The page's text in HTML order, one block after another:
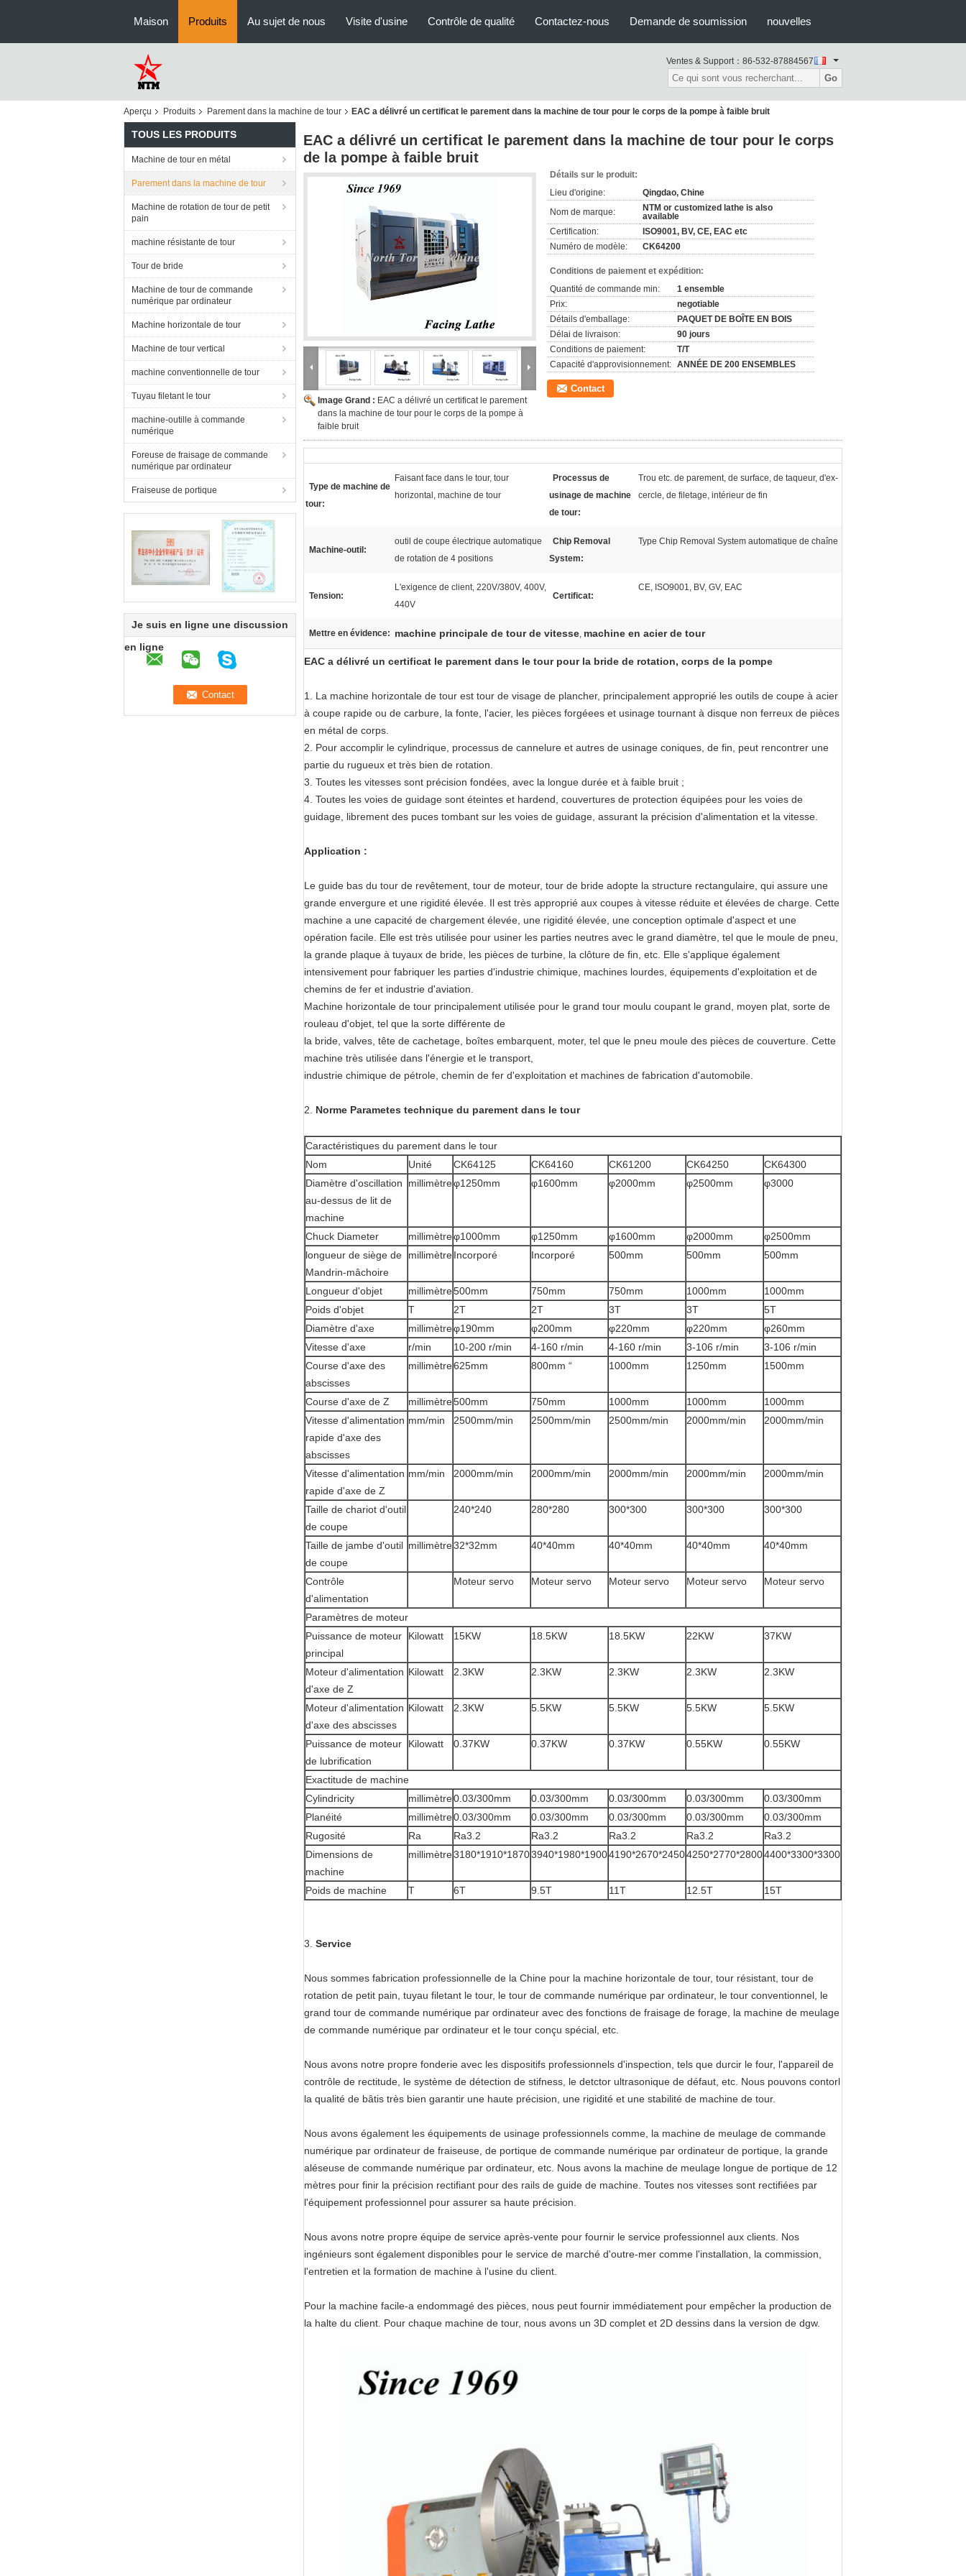
Maison Produits Au sujet de nous Visite d'usine Contrôle de qualité Contactez-nous Demande de soumission nouvelles
Ventes & Support： 86-532-87884567
Go
Aperçu Produits Parement dans la machine de tour EAC a délivré un certificat le parement dans la machine de tour pour le corps de la pompe à faible bruit
TOUS LES PRODUITS
Machine de tour en métal
Parement dans la machine de tour
Machine de rotation de tour de petit
pain
machine résistante de tour
Tour de bride
Machine de tour de commande
numérique par ordinateur
Machine horizontale de tour
Machine de tour vertical
machine conventionnelle de tour
Tuyau filetant le tour
machine-outille à commande
numérique
Foreuse de fraisage de commande
numérique par ordinateur
Fraiseuse de portique
Je suis en ligne une discussion
en ligne
EAC a délivré un certificat le parement dans la machine de tour pour le corps
de la pompe à faible bruit
Image Grand : EAC a délivré un certificat le parement
dans la machine de tour pour le corps de la pompe à
faible bruit
Détails sur le produit:
Lieu d'origine:
Qingdao, Chine
Nom de marque:
NTM or customized lathe is also
available
Certification:
ISO9001, BV, CE, EAC etc
Numéro de modèle:
CK64200
Conditions de paiement et expédition:
Quantité de commande min:
1 ensemble
Prix:
negotiable
Détails d'emballage:
PAQUET DE BOÎTE EN BOIS
Délai de livraison:
90 jours
Conditions de paiement:
T/T
Capacité d'approvisionnement: ANNÉE DE 200 ENSEMBLES
Contact
Type de machine de
tour:
Faisant face dans le tour, tour
horizontal, machine de tour
Processus de
usinage de machine
de tour:
Trou etc. de parement, de surface, de taqueur, d'ex-
cercle, de filetage, intérieur de fin
Machine-outil:
outil de coupe électrique automatique
de rotation de 4 positions
Chip Removal
System:
Type Chip Removal System automatique de chaîne
Tension:
L'exigence de client, 220V/380V, 400V,
440V
Certificat:
CE, ISO9001, BV, GV, EAC
Mettre en évidence: machine principale de tour de vitesse, machine en acier de tour
EAC a délivré un certificat le parement dans le tour pour la bride de rotation, corps de la pompe
1. La machine horizontale de tour est tour de visage de plancher, principalement approprié les outils de coupe à acier
à coupe rapide ou de carbure, la fonte, l'acier, les pièces forgéees et usinage tournant à disque non ferreux de pièces
en métal de corps.
2. Pour accomplir le cylindrique, processus de cannelure et autres de usinage coniques, de fin, peut rencontrer une
partie du rugueux et très bien de rotation.
3. Toutes les vitesses sont précision fondées, avec la longue durée et à faible bruit ;
4. Toutes les voies de guidage sont éteintes et hardend, couvertures de protection équipées pour les voies de
guidage, librement des puces tombant sur les voies de guidage, assurant la précision d'alimentation et la vitesse.
Application :
Le guide bas du tour de revêtement, tour de moteur, tour de bride adopte la structure rectangulaire, qui assure une
grande envergure et une rigidité élevée. Il est très approprié aux coupes à vitesse réduite et élevées de charge. Cette
machine a une capacité de chargement élevée, une rigidité élevée, une conception optimale d'aspect et une
opération facile. Elle est très utilisée pour usiner les parties neutres avec le grand diamètre, tel que le moule de pneu,
la grande plaque à tuyaux de bride, les pièces de turbine, la clôture de fin, etc. Elle s'applique également
intensivement pour fabriquer les parties d'industrie chimique, machines lourdes, équipements d'exploitation et de
chemins de fer et industrie d'aviation.
Machine horizontale de tour principalement utilisée pour le grand tour moulu coupant le grand, moyen plat, sorte de
rouleau d'objet, tel que la sorte différente de
la bride, valves, tête de cachetage, boîtes embarquent, moter, tel que le pneu moule des pièces de couverture. Cette
machine très utilisée dans l'énergie et le transport,
industrie chimique de pétrole, chemin de fer d'exploitation et machines de fabrication d'automobile.
2. Norme Parametes technique du parement dans le tour
Caractéristiques du parement dans le tour
Nom
Unité CK64125 CK64160 CK61200 CK64250
CK64300
Diamètre d'oscillation
au-dessus de lit de
machine
millimètreφ1250mm φ1600mm φ2000mm φ2500mm φ3000
Chuck Diameter millimètreφ1000mm φ1250mm φ1600mm φ2000mm
φ2500mm
longueur de siège de
Mandrin-mâchoire
millimètreIncorporé Incorporé 500mm 500mm 500mm
Longueur d'objet millimètre500mm 750mm 750mm 1000mm
1000mm
Poids d'objet
T 2T 2T 3T 3T
5T
Diamètre d'axe
millimètreφ190mm φ200mm φ220mm φ220mm
φ260mm
Vitesse d'axe
r/min 10-200 r/min 4-160 r/min 4-160 r/min 3-106 r/min
3-106 r/min
Course d'axe des
abscisses
millimètre625mm 800mm “ 1000mm 1250mm 1500mm
Course d'axe de Z millimètre500mm 750mm 1000mm 1000mm
1000mm
Vitesse d'alimentation
rapide d'axe des
abscisses
mm/min 2500mm/min 2500mm/min 2500mm/min 2000mm/min 2000mm/min
Vitesse d'alimentation
rapide d'axe de Z
mm/min 2000mm/min 2000mm/min 2000mm/min 2000mm/min 2000mm/min
Taille de chariot d'outil
de coupe
240*240 280*280 300*300 300*300 300*300
Taille de jambe d'outil
de coupe
millimètre32*32mm 40*40mm 40*40mm 40*40mm 40*40mm
Contrôle
d'alimentation
Moteur servo Moteur servo Moteur servo Moteur servo Moteur servo
Paramètres de moteur
Puissance de moteur
principal
Kilowatt 15KW 18.5KW 18.5KW 22KW 37KW
Moteur d'alimentation
d'axe de Z
Kilowatt 2.3KW 2.3KW 2.3KW 2.3KW 2.3KW
Moteur d'alimentation
d'axe des abscisses
Kilowatt 2.3KW 5.5KW 5.5KW 5.5KW 5.5KW
Puissance de moteur
de lubrification
Kilowatt 0.37KW 0.37KW 0.37KW 0.55KW 0.55KW
Exactitude de machine
Cylindricity
millimètre0.03/300mm 0.03/300mm 0.03/300mm 0.03/300mm
0.03/300mm
Planéité
millimètre0.03/300mm 0.03/300mm 0.03/300mm 0.03/300mm
0.03/300mm
Rugosité
Ra Ra3.2 Ra3.2 Ra3.2 Ra3.2
Ra3.2
Dimensions de
machine
millimètre3180*1910*18703940*1980*19004190*2670*24504250*2770*28004400*3300*3300
Poids de machine T 6T 9.5T 11T 12.5T 15T
3. Service
Nous sommes fabrication professionnelle de la Chine pour la machine horizontale de tour, tour résistant, tour de
rotation de petit pain, tuyau filetant le tour, le tour de commande numérique par ordinateur, le tour conventionnel, le
grand tour de commande numérique par ordinateur avec des fonctions de fraisage de forage, la machine de meulage
de commande numérique par ordinateur et le tour conçu spécial, etc.
Nous avons notre propre fonderie avec les dispositifs professionnels d'inspection, tels que durcir le four, l'appareil de
contrôle de rectitude, le système de détection de stifness, le detctor ultrasonique de défaut, etc. Nous pouvons contorl
la qualité de bâtis très bien garantir une haute précision, une rigidité et une stabilité de machine de tour.
Nous avons également les équipements de usinage professionnels comme, la machine de meulage de commande
numérique par ordinateur de fraiseuse, de portique de commande numérique par ordinateur de portique, la grande
aléseuse de commande numérique par ordinateur, etc. Nous avons la machine de meulage longue de portique de 12
mètres pour finir la précision rectifiant pour des rails de guide de machine. Toutes nos vitesses sont rectifiées par
l'équipement professionnel pour assurer sa haute précision.
Nous avons notre propre équipe de service après-vente pour fournir le service professionnel aux clients. Nos
ingénieurs sont également disponibles pour le service de marché d'outre-mer comme l'installation, la commission,
l'entretien et la formation de machine à l'usine du client.
Pour la machine facile-a endommagé des pièces, nous peut fournir immédiatement pour empêcher la production de
la halte du client. Pour chaque machine de tour, nous avons un 3D complet et 2D dessins dans la version de dgw.